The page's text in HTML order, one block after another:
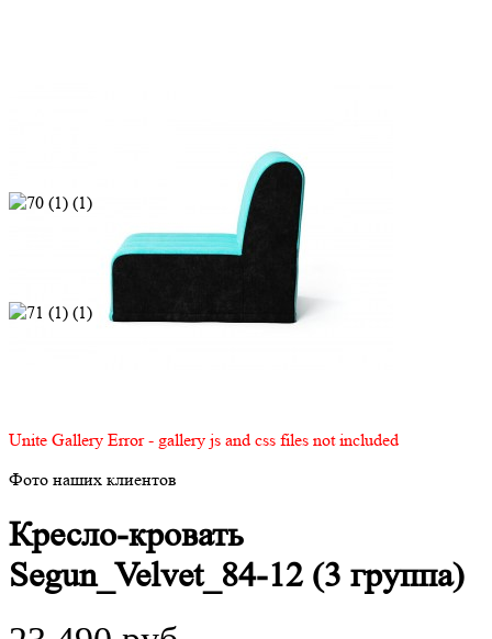
Unite Gallery Error - gallery js and css files not included
Фото наших клиентов
Кресло-кровать
Segun_Velvet_84-12 (3 группа)